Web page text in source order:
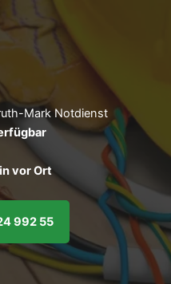
Mark Notdienst
vor Ort
992 55